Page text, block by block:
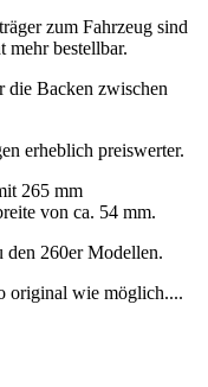
zum Fahrzeug sind
mehr bestellbar.
die Backen zwischen
erheblich preiswerter.
265 mm
von ca. 54 mm.
den 260er Modellen.
original wie möglich....